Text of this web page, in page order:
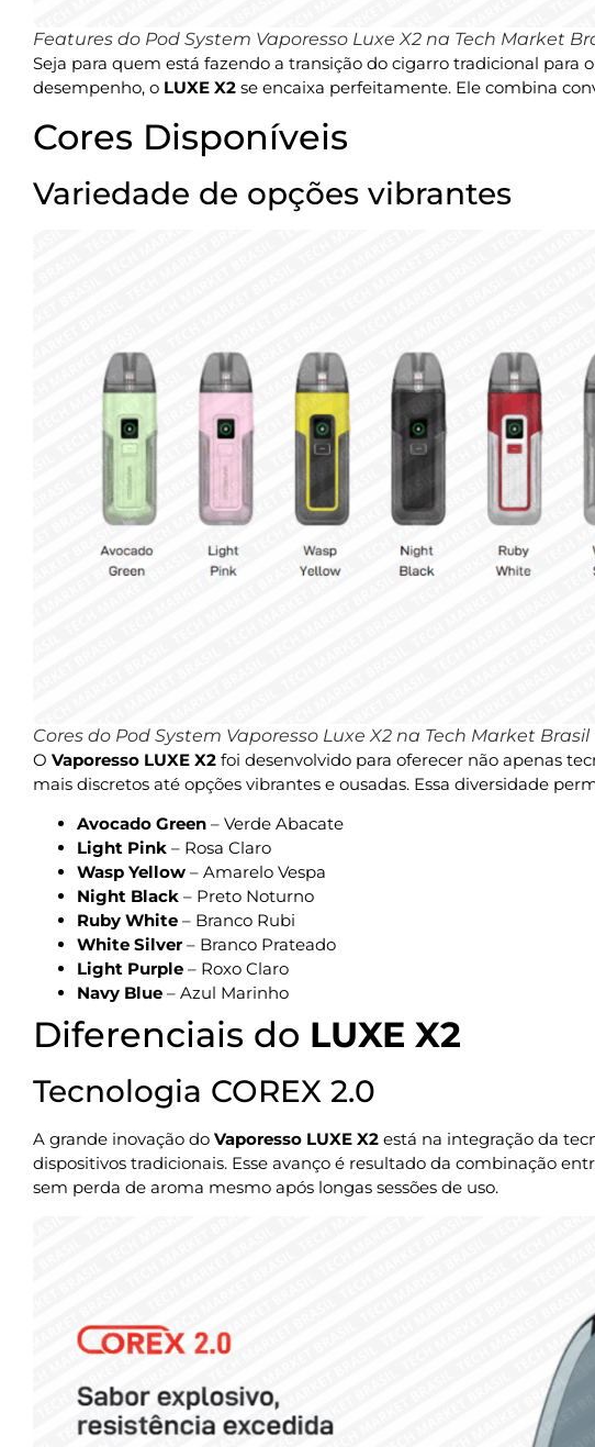
Features do Pod System Vaporesso Luxe X2 na Tech Market
Seja para quem está fazendo a transição do cigarro tradicional
desempenho, o LUXE X2 se encaixa perfeitamente. Ele combina
Cores Disponíveis
Variedade de opções vibrantes
Cores do Pod System Vaporesso Luxe X2 na Tech Market Brasil
O Vaporesso LUXE X2 foi desenvolvido para oferecer não apenas
mais discretos até opções vibrantes e ousadas. Essa diversidade
Avocado Green – Verde Abacate
Light Pink – Rosa Claro
Wasp Yellow – Amarelo Vespa
Night Black – Preto Noturno
Ruby White – Branco Rubi
White Silver– Branco Prateado
Light Purple – Roxo Claro
Navy Blue – Azul Marinho
Diferenciais do LUXE X2
Tecnologia COREX 2.0
A grande inovação do Vaporesso LUXE X2 está na integração da
dispositivos tradicionais. Esse avanço é resultado da combinação
sem perda de aroma mesmo após longas sessões de uso.